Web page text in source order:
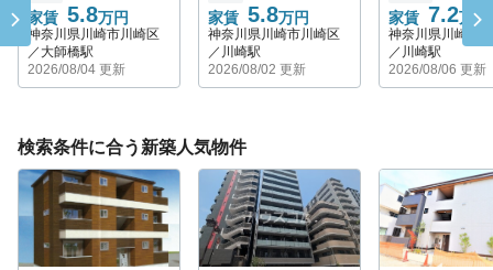
家賃 5.8万円
神奈川県川崎市川崎区
／大師橋駅
2026/08/04 更新
家賃 5.8万円
神奈川県川崎市川崎区
／川崎駅
2026/08/02 更新
家賃 7.2万円
神奈川県川崎市
／川崎駅
2026/08/06 更新
検索条件に合う新築人気物件